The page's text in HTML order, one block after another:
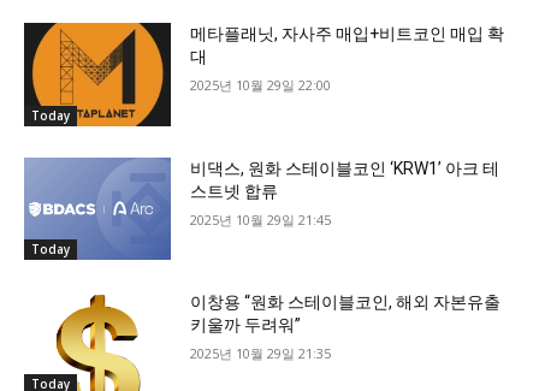
Today
메타플래닛, 자사주 매입+비트코인 매입 확
대
2025년 10월 29일 22:00
Today
비댁스, 원화 스테이블코인 ‘KRW1’ 아크 테
스트넷 합류
2025년 10월 29일 21:45
Today
이창용 “원화 스테이블코인, 해외 자본유출
키울까 두려워”
2025년 10월 29일 21:35